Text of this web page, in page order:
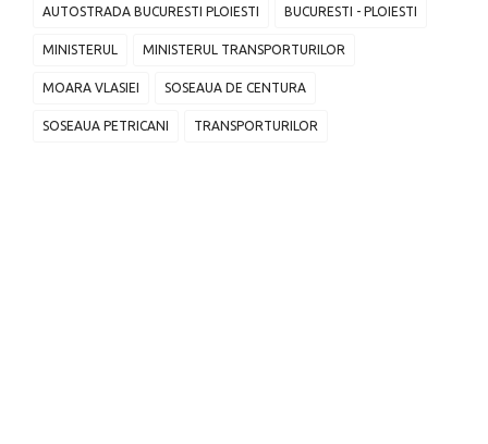
AUTOSTRADA BUCURESTI PLOIESTI BUCURESTI - PLOIESTI
MINISTERUL MINISTERUL TRANSPORTURILOR
MOARA VLASIEI SOSEAUA DE CENTURA
SOSEAUA PETRICANI TRANSPORTURILOR